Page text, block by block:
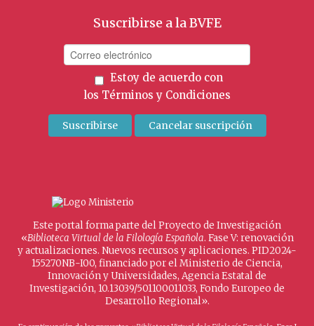
Suscribirse a la BVFE
Estoy de acuerdo con
los Términos y Condiciones
Este portal forma parte del Proyecto de Investigación
«Biblioteca Virtual de la Filología Española. Fase V: renovación
y actualizaciones. Nuevos recursos y aplicaciones. PID2024-
155270NB-I00, financiado por el Ministerio de Ciencia,
Innovación y Universidades, Agencia Estatal de
Investigación, 10.13039/501100011033, Fondo Europeo de
Desarrollo Regional».